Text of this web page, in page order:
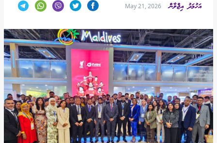
އަހުމަދު އިޖްލާން May 21, 2026